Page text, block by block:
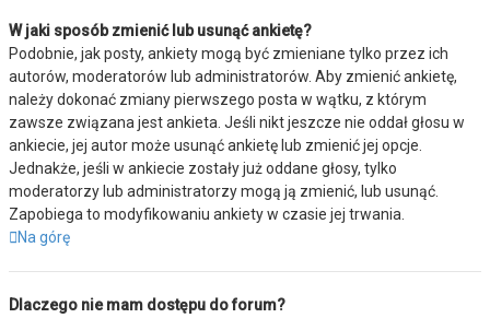
W jaki sposób zmienić lub usunąć ankietę?
Podobnie, jak posty, ankiety mogą być zmieniane tylko przez ich
autorów, moderatorów lub administratorów. Aby zmienić ankietę,
należy dokonać zmiany pierwszego posta w wątku, z którym
zawsze związana jest ankieta. Jeśli nikt jeszcze nie oddał głosu w
ankiecie, jej autor może usunąć ankietę lub zmienić jej opcje.
Jednakże, jeśli w ankiecie zostały już oddane głosy, tylko
moderatorzy lub administratorzy mogą ją zmienić, lub usunąć.
Zapobiega to modyfikowaniu ankiety w czasie jej trwania.
Na górę
Dlaczego nie mam dostępu do forum?